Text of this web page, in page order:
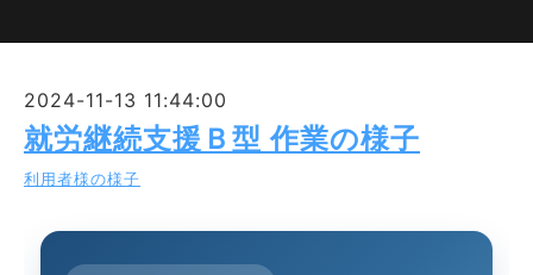
2024-11-13 11:44:00
就労継続支援Ｂ型 作業の様子
利用者様の様子